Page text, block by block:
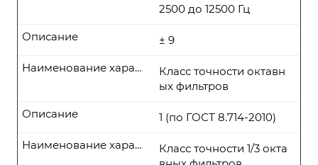
2500 до 12500 Гц
± 9
Описание
Класс точности октавн
ых фильтров
Наименование характеристики
1 (по ГОСТ 8.714-2010)
Описание
Класс точности 1/3 окта
Наименование характеристики